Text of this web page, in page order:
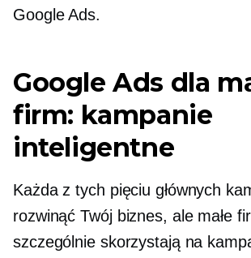
Google Ads.
Google Ads dla
firm: kampanie
inteligentne
Każda z tych pięciu głównych
rozwinąć Twój biznes, ale małe
szczególnie skorzystają na